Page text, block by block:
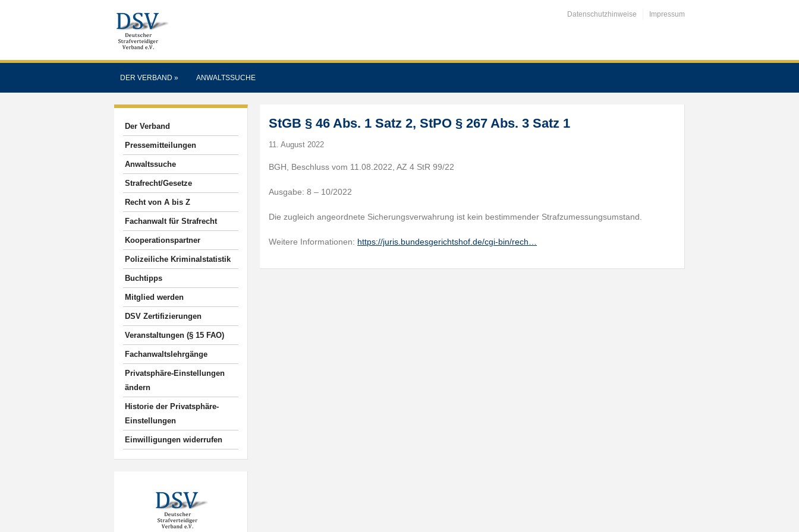
Datenschutzhinweise Impressum
DER VERBAND » ANWALTSSUCHE
Der Verband
Pressemitteilungen
Anwaltssuche
Strafrecht/Gesetze
Recht von A bis Z
Fachanwalt für Strafrecht
Kooperationspartner
Polizeiliche Kriminalstatistik
Buchtipps
Mitglied werden
DSV Zertifizierungen
Veranstaltungen (§ 15 FAO)
Fachanwaltslehrgänge
Privatsphäre-Einstellungen
ändern
Historie der Privatsphäre-
Einstellungen
Einwilligungen widerrufen
StGB § 46 Abs. 1 Satz 2, StPO § 267 Abs. 3 Satz 1
11. August 2022
BGH, Beschluss vom 11.08.2022, AZ 4 StR 99/22
Ausgabe: 8 – 10/2022
Die zugleich angeordnete Sicherungsverwahrung ist kein bestimmender Strafzumessungsumstand.
Weitere Informationen: https://juris.bundesgerichtshof.de/cgi-bin/rech…